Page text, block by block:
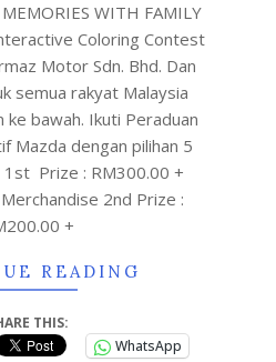
WITH FAMILY
Coloring Contest
Motor Sdn. Bhd. Dan
semua rakyat Malaysia
bawah. Ikuti Peraduan
Mazda dengan pilihan 5
1st Prize : RM300.00 +
2nd Prize :
+
READING
THIS:
WhatsApp